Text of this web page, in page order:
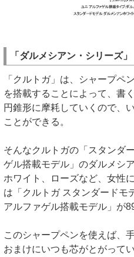
「ダルメシアン・シリーズ」
「クルトガ」は、シャープペ
を搭載することによって、書
円錐形に摩耗していくので、
ことができる。
そんなクルトガの「スタンダ
ゲル搭載モデル」のダルメシ
ホワイト、ローズなど、女性
は「クルトガ スタンダードモ
アルファゲル搭載モデル」が
このシャープペンを使えば、
おまけにいつも芯がとがって